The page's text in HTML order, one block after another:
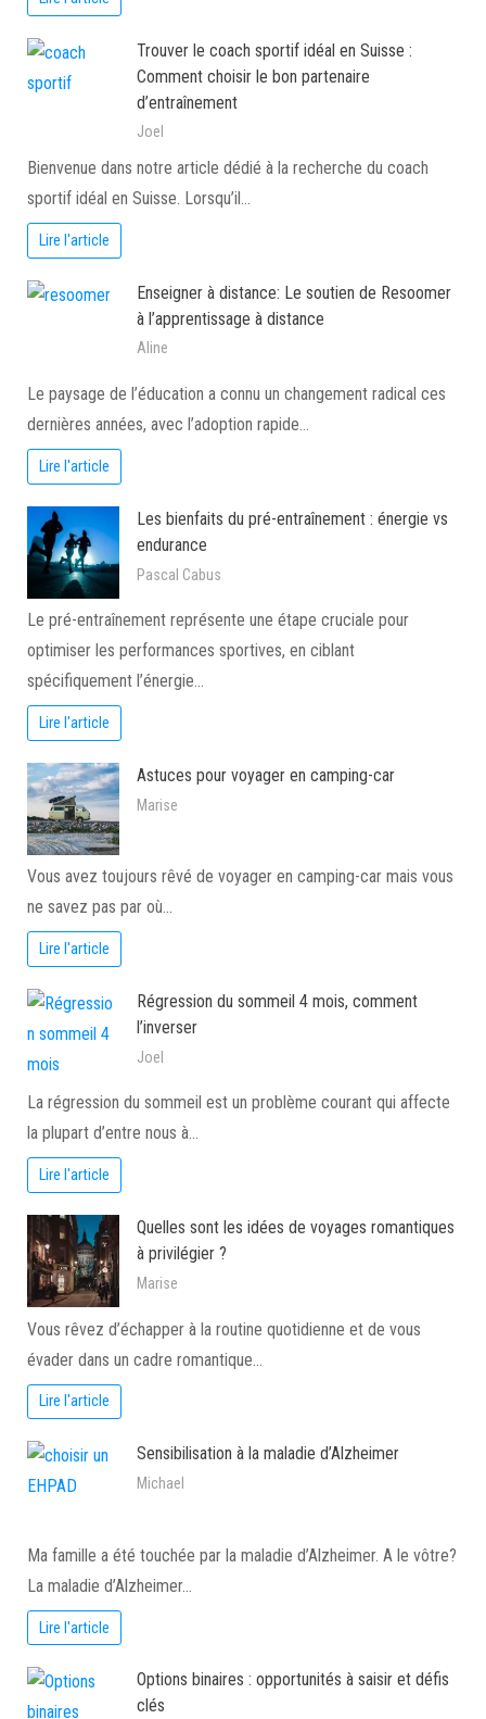
Trouver le coach sportif idéal en Suisse :
Comment choisir le bon partenaire
d’entraînement
Joel
Bienvenue dans notre article dédié à la recherche du coach
sportif idéal en Suisse. Lorsqu’il…
Lire l'article
Enseigner à distance: Le soutien de Resoomer
à l’apprentissage à distance
Aline
Le paysage de l’éducation a connu un changement radical ces
dernières années, avec l’adoption rapide…
Lire l'article
Les bienfaits du pré-entraînement : énergie vs
endurance
Pascal Cabus
Le pré-entraînement représente une étape cruciale pour
optimiser les performances sportives, en ciblant
spécifiquement l’énergie…
Lire l'article
Astuces pour voyager en camping-car
Marise
Vous avez toujours rêvé de voyager en camping-car mais vous
ne savez pas par où…
Lire l'article
Régression du sommeil 4 mois, comment
l’inverser
Joel
La régression du sommeil est un problème courant qui affecte
la plupart d’entre nous à…
Lire l'article
Quelles sont les idées de voyages romantiques
à privilégier ?
Marise
Vous rêvez d’échapper à la routine quotidienne et de vous
évader dans un cadre romantique…
Lire l'article
Sensibilisation à la maladie d’Alzheimer
Michael
Ma famille a été touchée par la maladie d’Alzheimer. A le vôtre?
La maladie d’Alzheimer…
Lire l'article
Options binaires : opportunités à saisir et défis
clés